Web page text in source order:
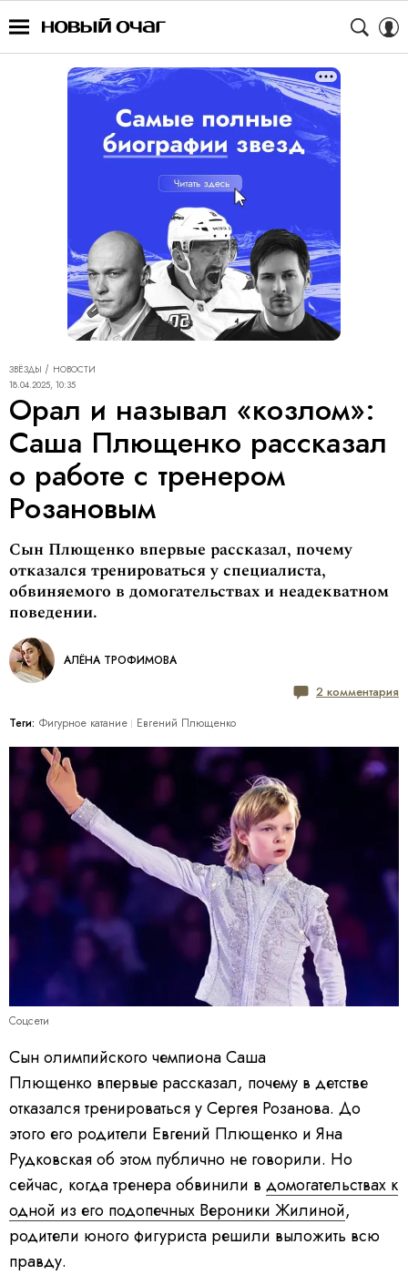
ЗВЁЗДЫ
НОВОСТИ
18.04.2025, 10:35
Орал и называл «козлом»:
Саша Плющенко рассказал
о работе с тренером
Розановым
Сын Плющенко впервые рассказал, почему
отказался тренироваться у специалиста,
обвиняемого в домогательствах и неадекватном
поведении.
АЛЁНА ТРОФИМОВА
2 комментария
Теги: Фигурное катание Евгений Плющенко
Соцсети
Сын олимпийского чемпиона Саша
Плющенко впервые рассказал, почему в детстве
отказался тренироваться у Сергея Розанова. До
этого его родители Евгений Плющенко и Яна
Рудковская об этом публично не говорили. Но
сейчас, когда тренера обвинили в домогательствах к
одной из его подопечных Вероники Жилиной,
родители юного фигуриста решили выложить всю
правду.